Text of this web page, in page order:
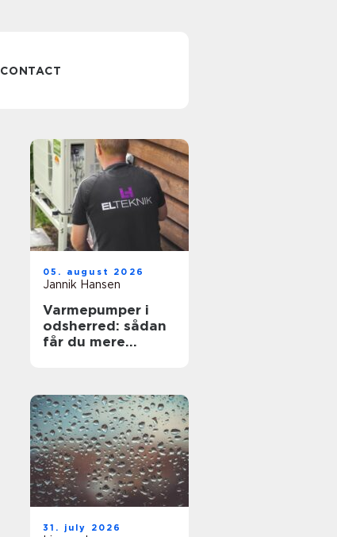
CONTACT
05. august 2026
Jannik Hansen
Varmepumper i
odsherred: sådan
får du mere
31. july 2026